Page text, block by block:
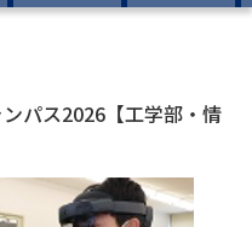
学院の資料請求
学入学共通テスト「受験案
内」の請求
パス2026【工学部・情